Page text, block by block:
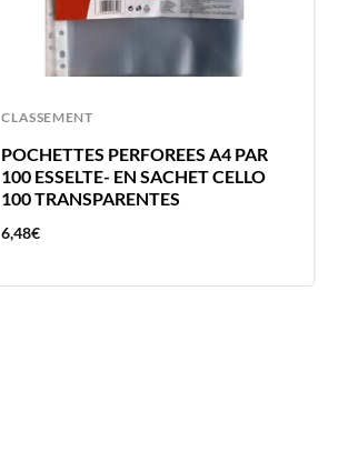
CLASSEMENT
POCHETTES PERFOREES A4 PAR
100 ESSELTE- EN SACHET CELLO
100 TRANSPARENTES
6,48€